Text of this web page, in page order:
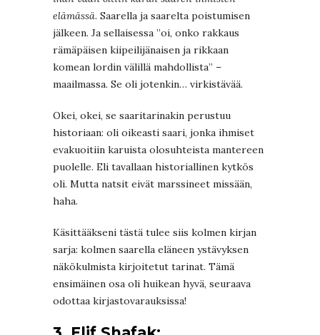
elämässä. Saarella ja saarelta poistumisen
jälkeen. Ja sellaisessa ”oi, onko rakkaus
rämäpäisen kiipeilijänaisen ja rikkaan
komean lordin välillä mahdollista” –
maailmassa. Se oli jotenkin… virkistävää.
Okei, okei, se saaritarinakin perustuu
historiaan: oli oikeasti saari, jonka ihmiset
evakuoitiin karuista olosuhteista mantereen
puolelle. Eli tavallaan historiallinen kytkös
oli. Mutta natsit eivät marssineet missään,
haha.
Käsittääkseni tästä tulee siis kolmen kirjan
sarja: kolmen saarella eläneen ystävyksen
näkökulmista kirjoitetut tarinat. Tämä
ensimäinen osa oli huikean hyvä, seuraava
odottaa kirjastovarauksissa!